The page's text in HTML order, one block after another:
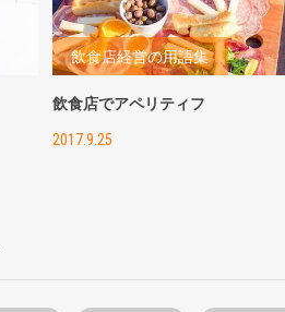
飲食店経営の用語集
飲食店でアペリティフ
2017.9.25